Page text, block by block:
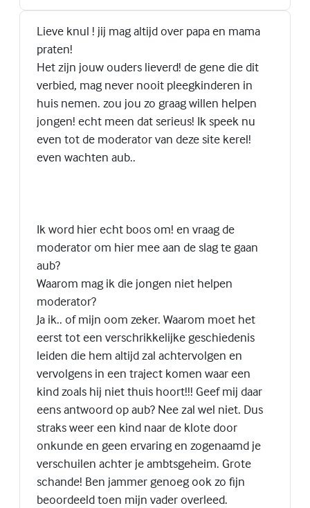
Lieve knul ! jij mag altijd over papa en mama
praten!
Het zijn jouw ouders lieverd! de gene die dit
verbied, mag never nooit pleegkinderen in
huis nemen. zou jou zo graag willen helpen
jongen! echt meen dat serieus! Ik speek nu
even tot de moderator van deze site kerel!
even wachten aub..
Ik word hier echt boos om! en vraag de
moderator om hier mee aan de slag te gaan
aub?
Waarom mag ik die jongen niet helpen
moderator?
Ja ik.. of mijn oom zeker. Waarom moet het
eerst tot een verschrikkelijke geschiedenis
leiden die hem altijd zal achtervolgen en
vervolgens in een traject komen waar een
kind zoals hij niet thuis hoort!!! Geef mij daar
eens antwoord op aub? Nee zal wel niet. Dus
straks weer een kind naar de klote door
onkunde en geen ervaring en zogenaamd je
verschuilen achter je ambtsgeheim. Grote
schande! Ben jammer genoeg ook zo fijn
beoordeeld toen mijn vader overleed.